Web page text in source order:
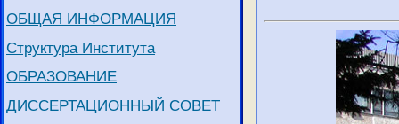
ОБЩАЯ ИНФОРМАЦИЯ
Структура Института
ОБРАЗОВАНИЕ
ДИССЕРТАЦИОННЫЙ СОВЕТ